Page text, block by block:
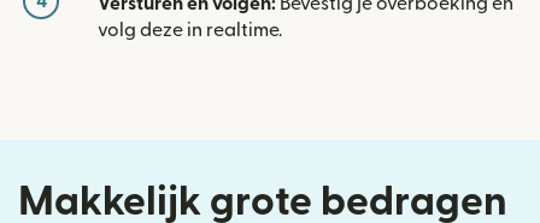
volg deze in realtime.
Makkelijk grote bedragen